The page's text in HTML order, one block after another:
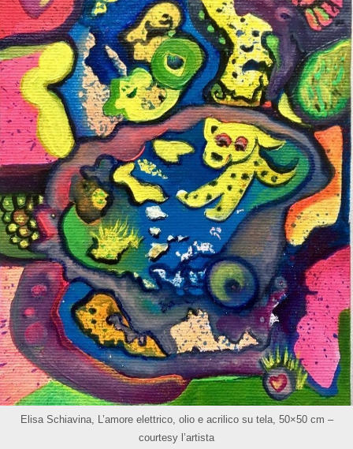
Elisa Schiavina, L’amore elettrico, olio e acrilico su tela, 50×50 cm –
courtesy l’artista